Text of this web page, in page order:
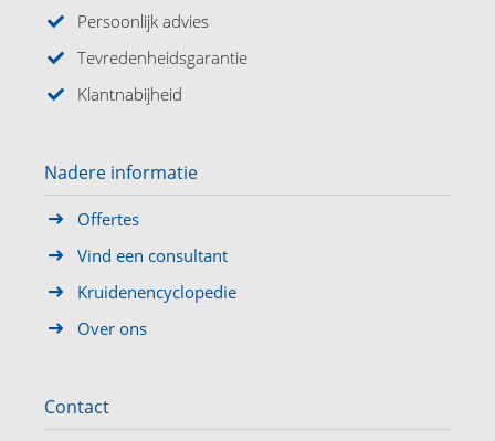
Persoonlijk advies
Tevredenheidsgarantie
Klantnabijheid
Nadere informatie
Offertes
Vind een consultant
Kruidenencyclopedie
Over ons
Contact